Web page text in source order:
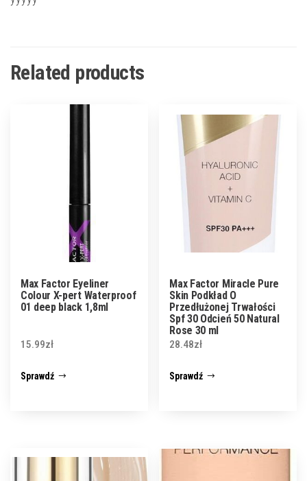
Related products
Max Factor Eyeliner
Colour X-pert Waterproof
01 deep black 1,8ml
15.99zł
Sprawdź
Max Factor Miracle Pure
Skin Podkład O
Przedłużonej Trwałości
Spf 30 Odcień 50 Natural
Rose 30 ml
28.48zł
Sprawdź